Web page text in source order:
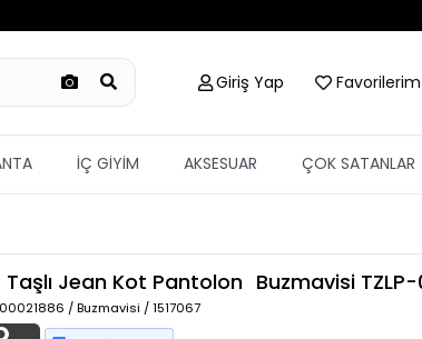
Giriş Yap Favorilerim
İÇ GİYİM AKSESUAR ÇOK SATANLAR
Taşlı Jean Kot Pantolon Buzmavisi
00021886 / Buzmavisi / 1517067